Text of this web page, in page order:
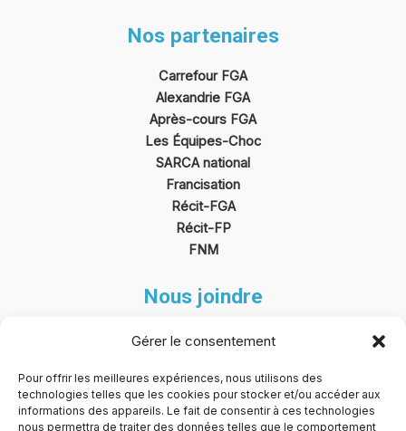
Gérer le consentement
Pour offrir les meilleures expériences, nous utilisons des
technologies telles que les cookies pour stocker et/ou accéder aux
informations des appareils. Le fait de consentir à ces technologies
nous permettra de traiter des données telles que le comportement
Nos partenaires
Carrefour FGA
Alexandrie FGA
Après-cours FGA
Les Équipes-Choc
SARCA national
Francisation
Récit-FGA
Récit-FP
FNM
Nous joindre
SEC@CarrefourFGAFP.ca
430, boul. Arthur-Sauvé
Saint-Eustache (Québec)
J7R 6V6